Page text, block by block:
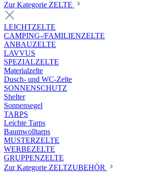
Zur Kategorie ZELTE
LEICHTZELTE
CAMPING-/FAMILIENZELTE
ANBAUZELTE
LAVVUS
SPEZIALZELTE
Materialzelte
Dusch- und WC-Zelte
SONNENSCHUTZ
Shelter
Sonnensegel
TARPS
Leichte Tarps
Baumwolltarps
MUSTERZELTE
WERBEZELTE
GRUPPENZELTE
Zur Kategorie ZELTZUBEHÖR